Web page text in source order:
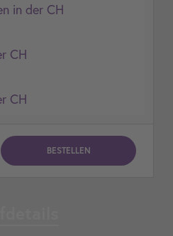
in der CH
CH
CH
BESTELLEN